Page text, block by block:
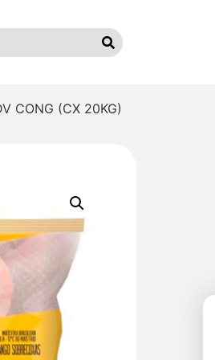
CONG (CX 20KG)